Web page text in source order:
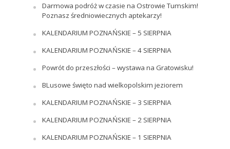
Darmowa podróż w czasie na Ostrowie Tumskim!
Poznasz średniowiecznych aptekarzy!
KALENDARIUM POZNAŃSKIE – 5 SIERPNIA
KALENDARIUM POZNAŃSKIE – 4 SIERPNIA
Powrót do przeszłości – wystawa na Gratowisku!
BLusowe święto nad wielkopolskim jeziorem
KALENDARIUM POZNAŃSKIE – 3 SIERPNIA
KALENDARIUM POZNAŃSKIE – 2 SIERPNIA
KALENDARIUM POZNAŃSKIE – 1 SIERPNIA